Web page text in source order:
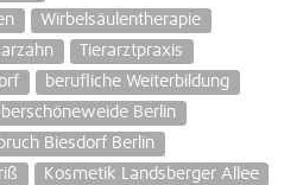
Wirbelsäulentherapie
Tierarztpraxis
berufliche Weiterbildung
Berlin
Biesdorf Berlin
Kosmetik Landsberger Allee